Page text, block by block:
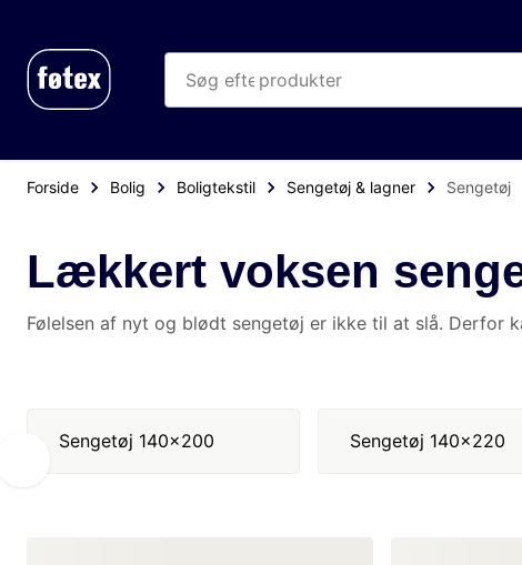
kategorier
Forside Bolig Boligtekstil Sengetøj & lagner Sengetøj
Lækkert voksen sengetøj
Følelsen af nyt og blødt sengetøj er ikke til at slå. Derfor kan du
Sengetøj 140x200 Sengetøj 140x220